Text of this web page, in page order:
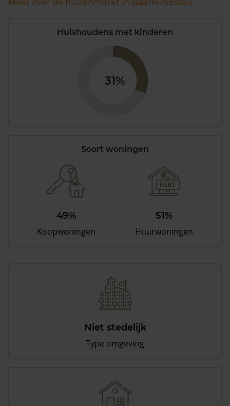
Meer over de huizenmarkt in Baarle-Nassau
Huishoudens met kinderen
31%
Soort woningen
49%
Koopwoningen
51%
Huurwoningen
Niet stedelijk
Type omgeving